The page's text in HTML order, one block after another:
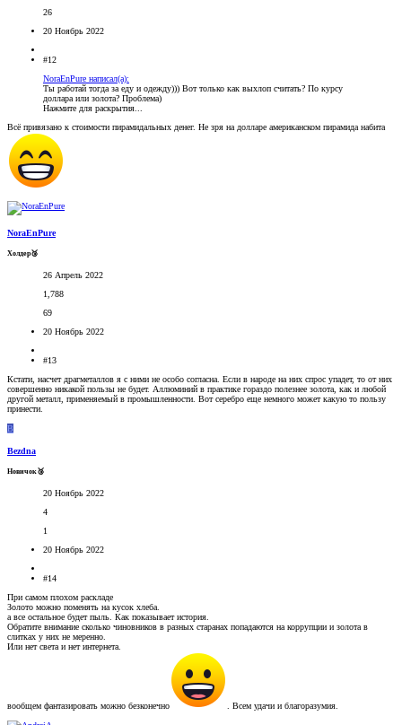
26
20 Ноябрь 2022
#12
NoraEnPure написал(а):
Ты работай тогда за еду и одежду))) Вот только как выхлоп считать? По курсу
доллара или золота? Проблема)
Нажмите для раскрытия...
Всё привязано к стоимости пирамидальных денег. Не зря на долларе американском пирамида набита
NoraEnPure
Холдер🥉
26 Апрель 2022
1,788
69
20 Ноябрь 2022
#13
Кстати, насчет драгметаллов я с ними не особо согласна. Если в народе на них спрос упадет, то от них
совершенно никакой пользы не будет. Аллюминий в практике гораздо полезнее золота, как и любой
другой металл, применяемый в промышленности. Вот серебро еще немного может какую то пользу
принести.
B
Bezdna
Новичок🥉
20 Ноябрь 2022
4
1
20 Ноябрь 2022
#14
При самом плохом раскладе
Золото можно поменять на кусок хлеба.
а все остальное будет пыль. Как показывает история.
Обратите внимание сколько чиновников в разных старанах попадаются на коррупции и золота в
слитках у них не меренно.
Или нет света и нет интернета.
вообщем фантазировать можно безконечно . Всем удачи и благоразумия.